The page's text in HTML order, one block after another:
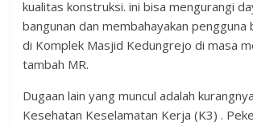
kualitas konstruksi. ini bisa mengurangi
bangunan dan membahayakan pengguna
di Komplek Masjid Kedungrejo di masa
tambah MR.
Dugaan lain yang muncul adalah
Kesehatan Keselamatan Kerja (K3) .